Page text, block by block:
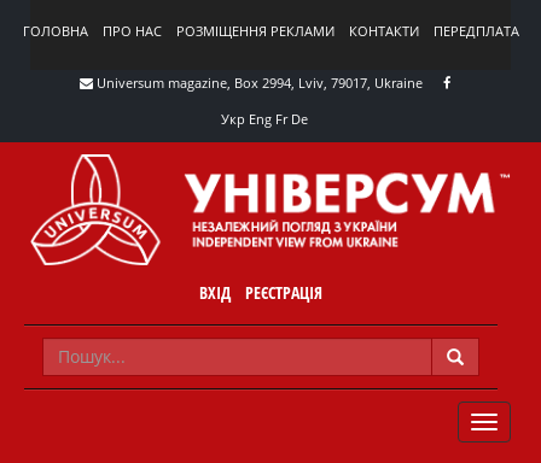
ГОЛОВНА ПРО НАС РОЗМІЩЕННЯ РЕКЛАМИ КОНТАКТИ ПЕРЕДПЛАТА
Universum magazine, Box 2994, Lviv, 79017, Ukraine
Укр Eng Fr De
ВХІД РЕЄСТРАЦІЯ
TOGGLE